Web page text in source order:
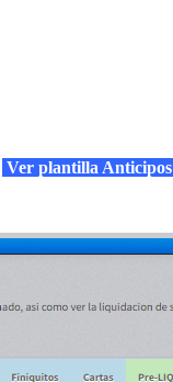
Ver plantilla Anticipos